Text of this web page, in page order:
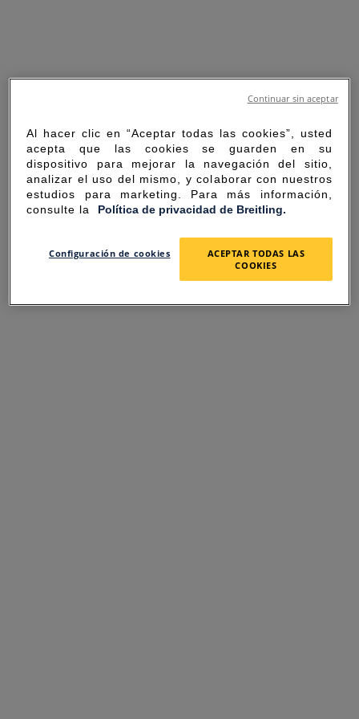
SORRY FOR THE
INCONVENIENCE
Al hacer clic en “Aceptar todas las cookies”, usted
acepta que las cookies se guarden en su
dispositivo para mejorar la navegación del sitio,
analizar el uso del mismo, y colaborar con nuestros
estudios para marketing. Para más información,
consulte la Política de privacidad de Breitling.
Configuración de cookies
ACEPTAR TODAS LAS
COOKIES
Continuar sin aceptar